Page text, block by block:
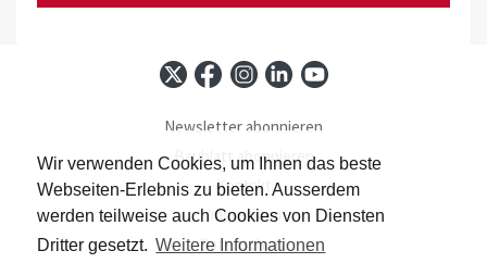
Wir verwenden Cookies, um Ihnen das beste
Webseiten-Erlebnis zu bieten. Ausserdem
werden teilweise auch Cookies von Diensten
Dritter gesetzt. Weitere Informationen
Newsletter abonnieren
Baublatt abonnieren
Kontakt
Impressum
Datenschutz